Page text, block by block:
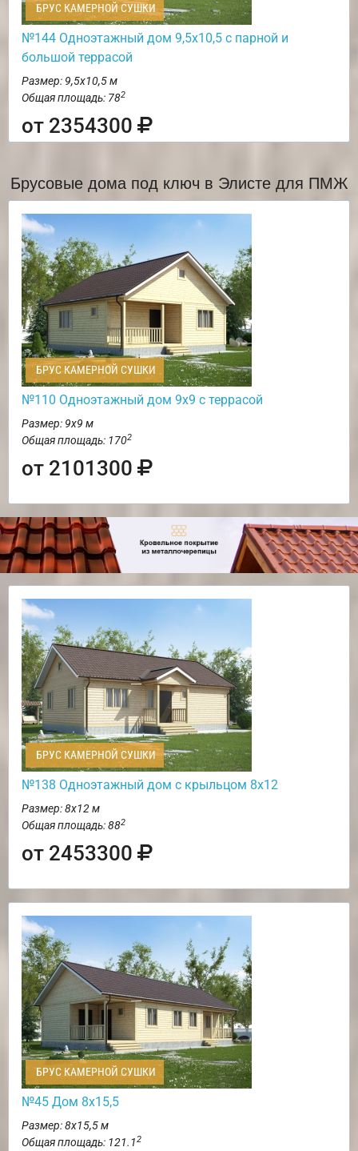
БРУС КАМЕРНОЙ СУШКИ
№144 Одноэтажный дом 9,5х10,5 с парной и
большой террасой
Размер: 9,5х10,5 м
Общая площадь: 782
от 2354300
Брусовые дома под ключ в Элисте для ПМЖ
БРУС КАМЕРНОЙ СУШКИ
№110 Одноэтажный дом 9х9 с террасой
Размер: 9х9 м
Общая площадь: 1702
от 2101300
БРУС КАМЕРНОЙ СУШКИ
№138 Одноэтажный дом с крыльцом 8х12
Размер: 8х12 м
Общая площадь: 882
от 2453300
БРУС КАМЕРНОЙ СУШКИ
№45 Дом 8х15,5
Размер: 8х15,5 м
Общая площадь: 121.12